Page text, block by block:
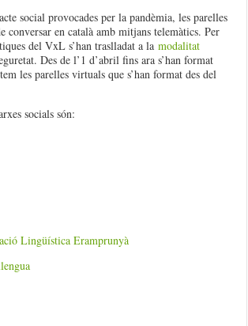
social provocades per la pandèmia, les parelles
en català amb mitjans telemàtics. Per
del VxL s’han traslladat a la modalitat
Des de l’1 d’abril fins ara s’han format
les parelles virtuals que s’han format des del
socials són:
Lingüística Eramprunyà